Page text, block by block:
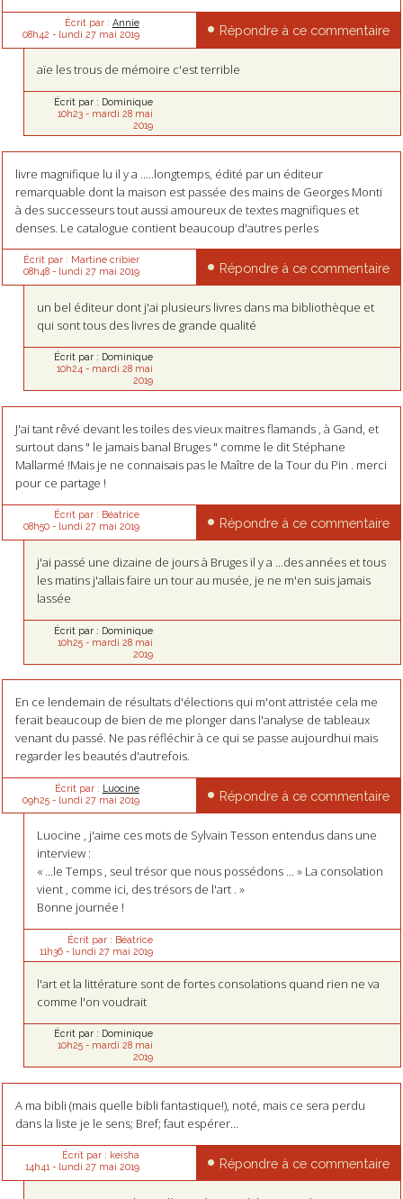
Écrit par : Annie
08h42 - lundi 27 mai 2019 Répondre à ce commentaire
aïe les trous de mémoire c'est terrible
Écrit par : Dominique
10h23- mardi 28 mai
2019
livre magnifique lu il y a .....longtemps, édité par un éditeur
remarquable dont la maison est passée des mains de Georges Monti
à des successeurs tout aussi amoureux de textes magnifiques et
denses. Le catalogue contient beaucoup d'autres perles
Écrit par : Martine cribier
08h48- lundi 27 mai 2019 Répondre à ce commentaire
un bel éditeur dont j'ai plusieurs livres dans ma bibliothèque et
qui sont tous des livres de grande qualité
Écrit par : Dominique
10h24 - mardi 28 mai
2019
J'ai tant rêvé devant les toiles des vieux maitres flamands , à Gand, et
surtout dans " le jamais banal Bruges " comme le dit Stéphane
Mallarmé !Mais je ne connaisais pas le Maître de la Tour du Pin . merci
pour ce partage !
Écrit par : Béatrice
08h50- lundi 27 mai 2019 Répondre à ce commentaire
j'ai passé une dizaine de jours à Bruges il y a ...des années et tous
les matins j'allais faire un tour au musée, je ne m'en suis jamais
lassée
Écrit par : Dominique
10h25- mardi 28 mai
2019
En ce lendemain de résultats d'élections qui m'ont attristée cela me
ferait beaucoup de bien de me plonger dans l'analyse de tableaux
venant du passé. Ne pas réfléchir à ce qui se passe aujourdhui mais
regarder les beautés d'autrefois.
Écrit par : Luocine
09h25- lundi 27 mai 2019 Répondre à ce commentaire
Luocine , j'aime ces mots de Sylvain Tesson entendus dans une
interview :
« ...le Temps , seul trésor que nous possédons ... » La consolation
vient , comme ici, des trésors de l'art . »
Bonne journée !
Écrit par : Béatrice
11h36- lundi 27 mai 2019
l'art et la littérature sont de fortes consolations quand rien ne va
comme l'on voudrait
Écrit par : Dominique
10h25- mardi 28 mai
2019
A ma bibli (mais quelle bibli fantastique!), noté, mais ce sera perdu
dans la liste je le sens; Bref; faut espérer...
Écrit par : keisha
14h41- lundi 27 mai 2019 Répondre à ce commentaire